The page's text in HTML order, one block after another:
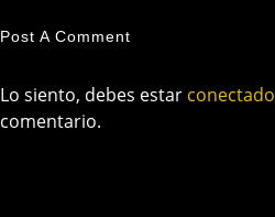
Post A Comment
Lo siento, debes estar conectado
comentario.